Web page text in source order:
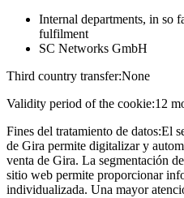
Internal departments, in so
fulfilment
SC Networks GmbH
Third country transfer:None
Validity period of the cookie:12
Fines del tratamiento de datos:El
de Gira permite digitalizar y
venta de Gira. La segmentación
sitio web permite proporcionar
individualizada. Una mayor